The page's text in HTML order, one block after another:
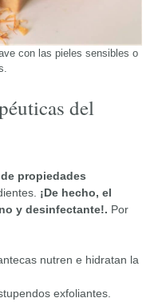
con las pieles sensibles o
del
propiedades
¡De hecho, el
y desinfectante!. Por
nutren e hidratan la
exfoliantes.